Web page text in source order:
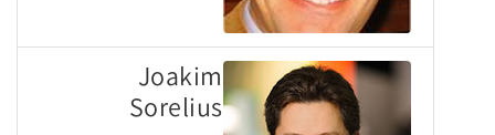
Joakim
Sorelius